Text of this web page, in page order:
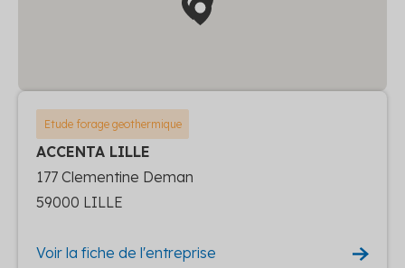
Etude forage geothermique
ACCENTA LILLE
177 Clementine Deman
59000 LILLE
Voir la fiche de l'entreprise